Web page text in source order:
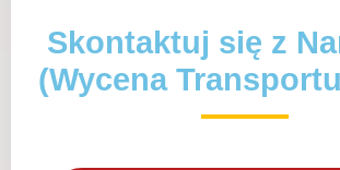
Skontaktuj się z
(Wycena